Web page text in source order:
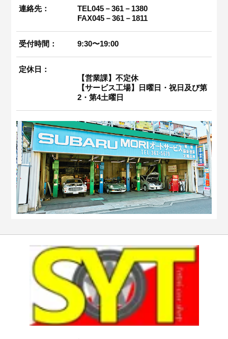
連絡先：
TEL045－361－1380
FAX045－361－1811
受付時間： 9:30〜19:00
定休日：
【営業課】不定休
【サービス工場】日曜日・祝日及び第
2・第4土曜日